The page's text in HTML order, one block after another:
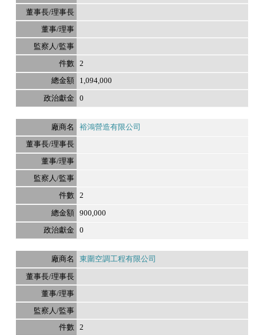
2
1,094,000
0
裕鴻營造有限公司
2
900,000
0
東圍空調工程有限公司
2